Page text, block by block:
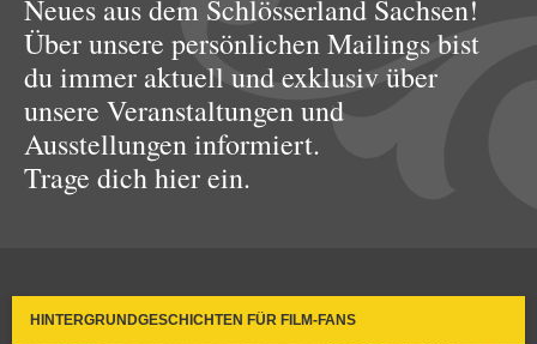
Neues aus dem Schlösserland Sachsen!
Über unsere persönlichen Mailings bist
du immer aktuell und exklusiv über
unsere Veranstaltungen und
Ausstellungen informiert.
Trage dich hier ein.
HINTERGRUNDGESCHICHTEN FÜR FILM-FANS